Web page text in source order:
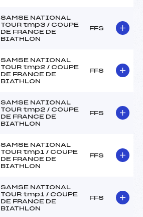
SAMSE NATIONAL
TOUR tmp3 / COUPE
DE FRANCE DE
BIATHLON
FFS
SAMSE NATIONAL
TOUR tmp2 / COUPE
DE FRANCE DE
BIATHLON
FFS
SAMSE NATIONAL
TOUR tmp2 / COUPE
DE FRANCE DE
BIATHLON
FFS
SAMSE NATIONAL
TOUR tmp1 / COUPE
DE FRANCE DE
BIATHLON
FFS
SAMSE NATIONAL
TOUR tmp1 / COUPE
DE FRANCE DE
BIATHLON
FFS